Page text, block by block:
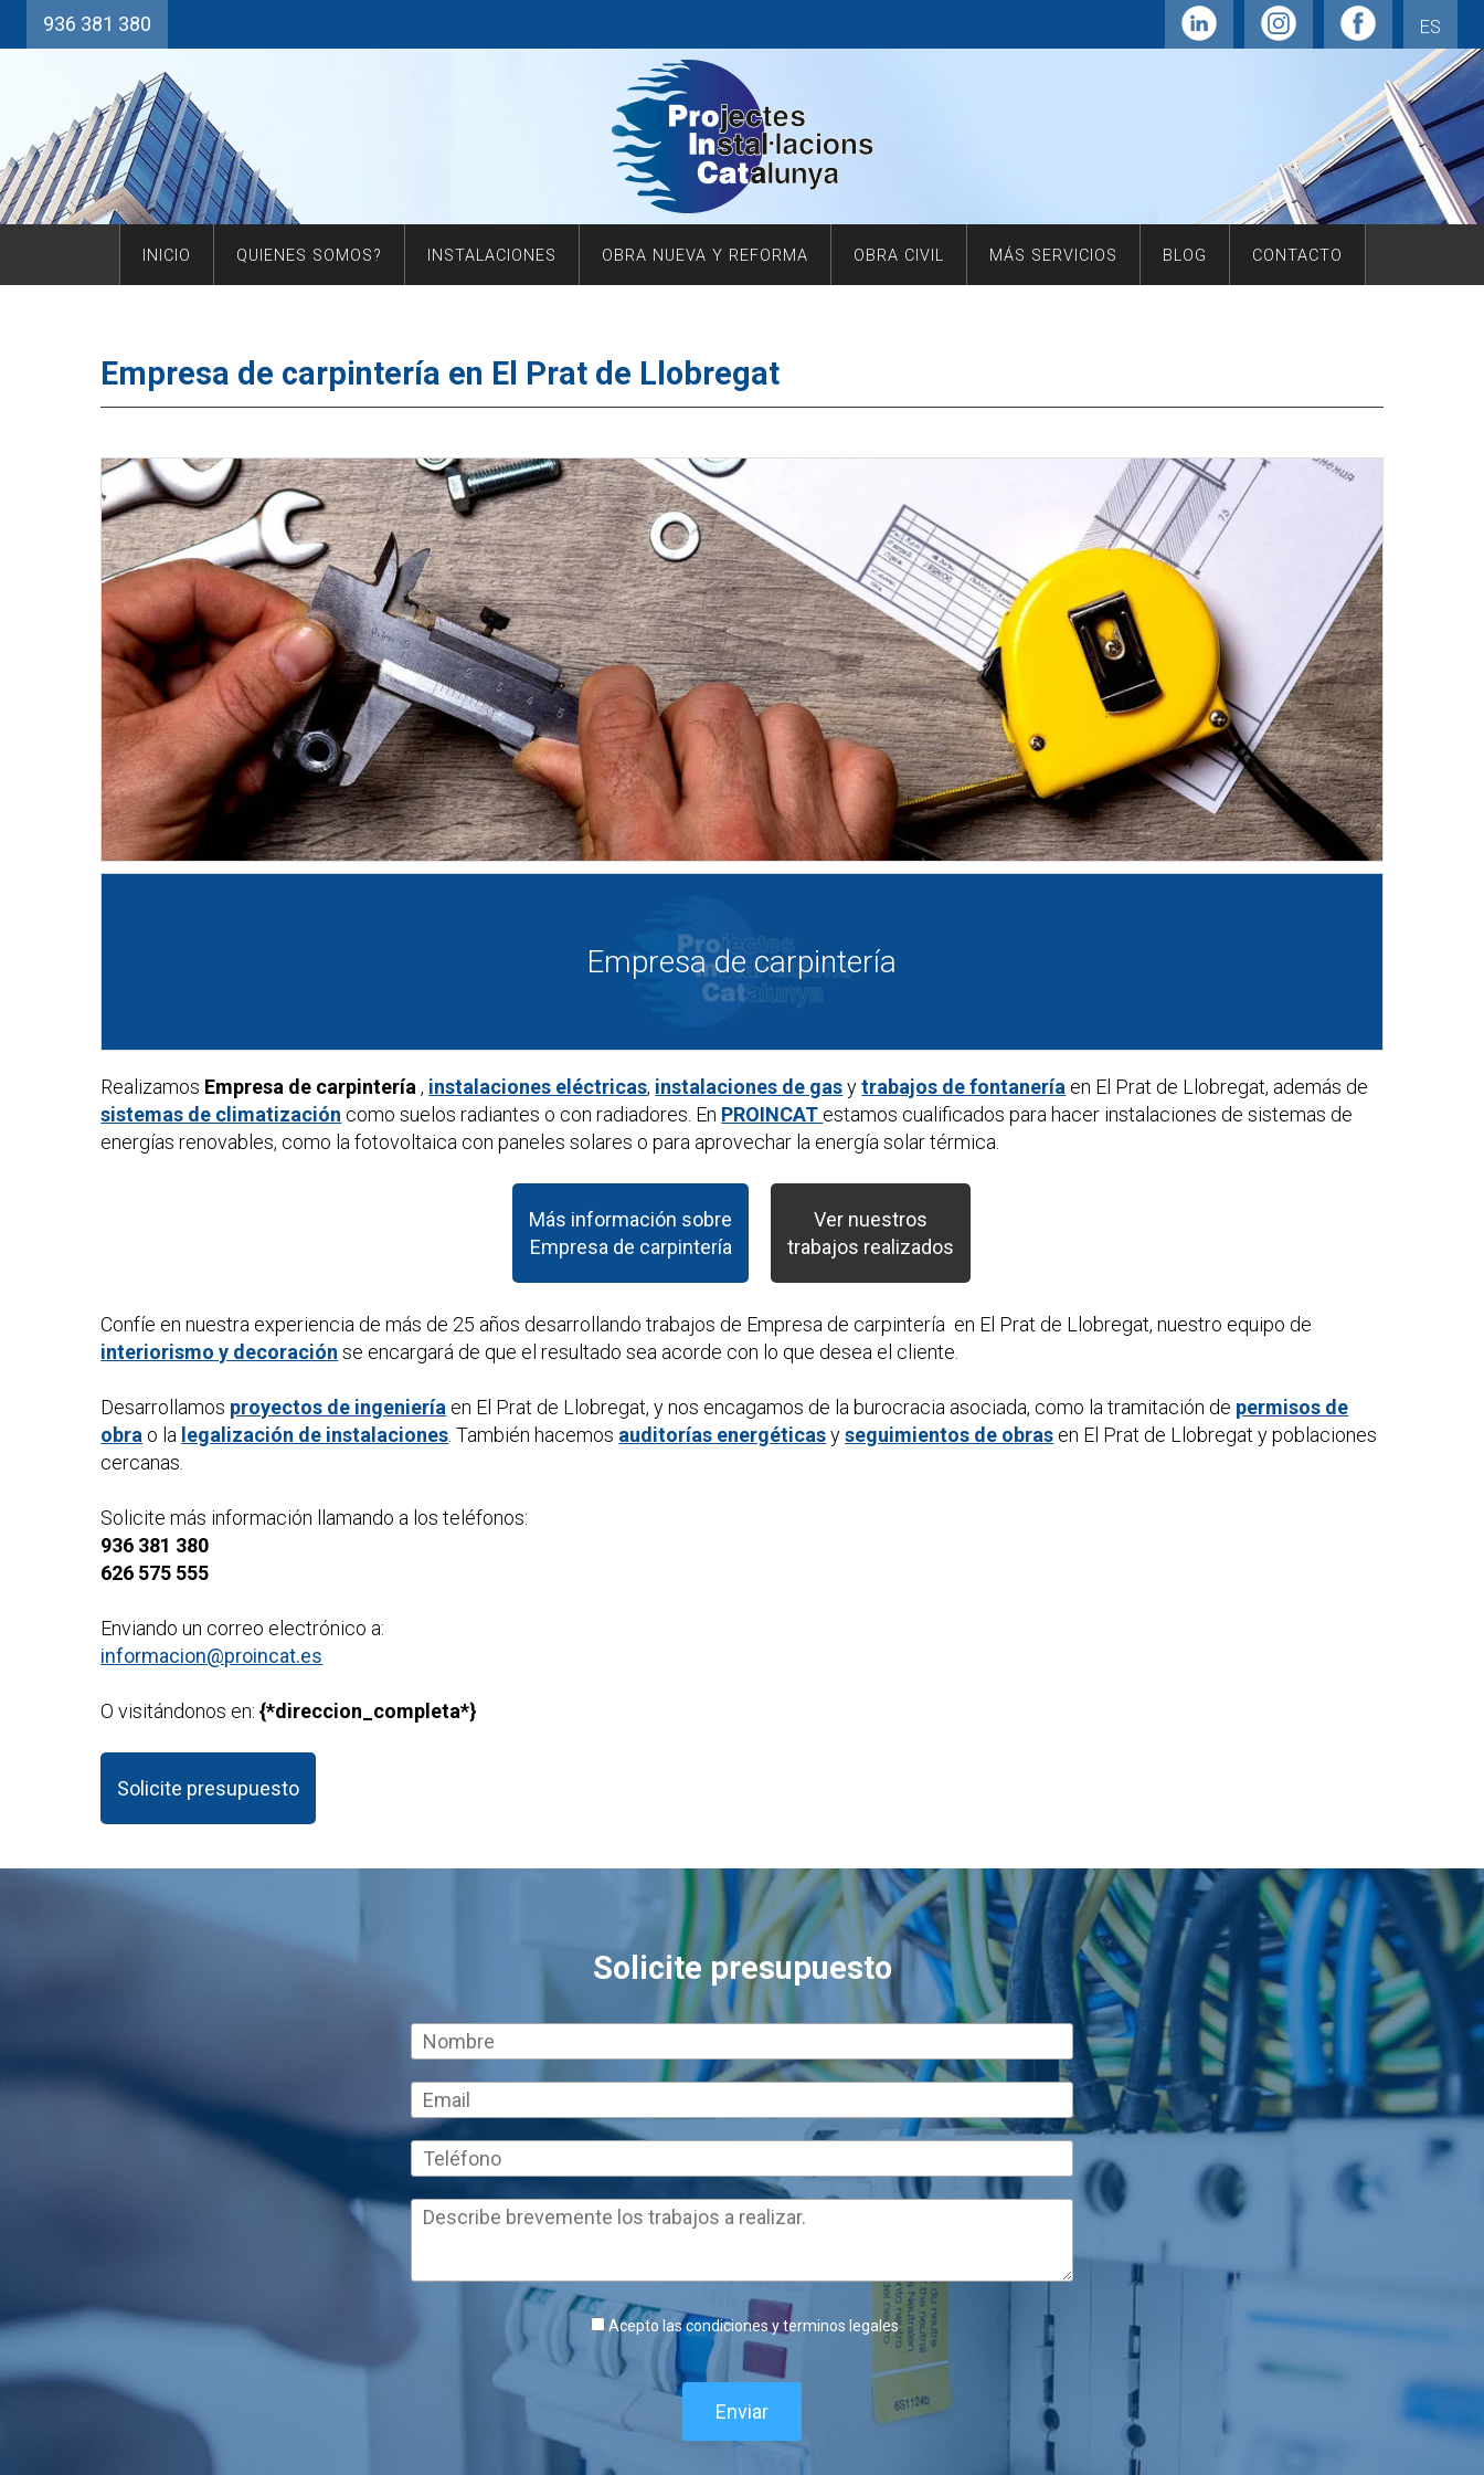
ES
936 381 380
INICIO QUIENES SOMOS? INSTALACIONES OBRA NUEVA Y REFORMA OBRA CIVIL MÁS SERVICIOS BLOG CONTACTO
Empresa de carpintería en El Prat de Llobregat
Empresa de carpintería
Realizamos Empresa de carpintería, instalaciones eléctricas, instalaciones de gasytrabajos de fontanería en El Prat de Llobregat, además de
sistemas de climatización como suelos radiantes o con radiadores. En PROINCAT estamos cualificados para hacer instalaciones de sistemas de
energías renovables, como la fotovoltaica con paneles solares o para aprovechar la energía solar térmica.
Más información sobre
Empresa de carpintería
Ver nuestros
trabajos realizados
Confíe en nuestra experiencia de más de 25 años desarrollando trabajos de Empresa de carpintería en El Prat de Llobregat, nuestro equipo de
interiorismo y decoración se encargará de que el resultado sea acorde con lo que desea el cliente.
Desarrollamos proyectos de ingeniería en El Prat de Llobregat, y nos encagamos de la burocracia asociada, como la tramitación de permisos de
obra o la legalización de instalaciones . También hacemos auditorías energéticasyseguimientos de obras en El Prat de Llobregat y poblaciones
cercanas.
Solicite más información llamando a los teléfonos:
936 381 380
626 575 555
Enviando un correo electrónico a:
informacion@proincat.es
O visitándonos en:{*direccion_completa*}
Solicite presupuesto
Solicite presupuesto
Acepto las condiciones y terminos legales
Enviar